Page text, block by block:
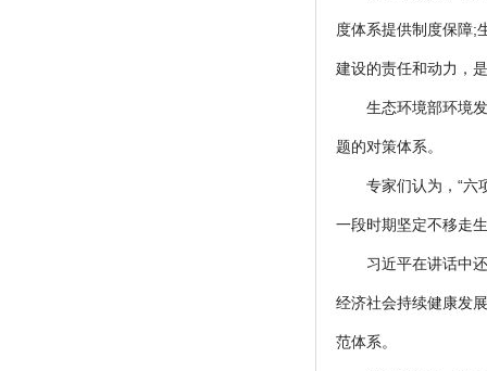
度体系提供制度保障;
建设的责任和动力，
生态环境部环境
题的对策体系。
专家们认为，“六
一段时期坚定不移走
习近平在讲话中
经济社会持续健康发
范体系。